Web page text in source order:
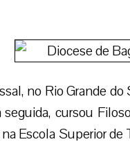
no Rio Grande
seguida, cursou
Escola Superior